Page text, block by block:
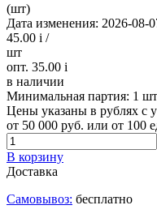
(шт)
Дата изменения: 2026-08-
45.00 i /
шт
опт. 35.00 i
в наличии
Минимальная партия: 1 шт
Цены указаны в рублях с
от 50 000 руб. или от 100
В корзину
Доставка
Самовывоз: бесплатно